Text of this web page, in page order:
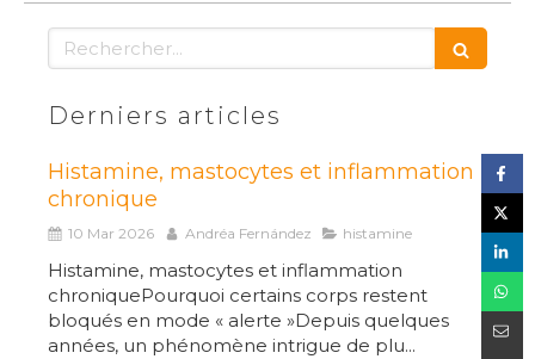
Rechercher
Derniers articles
Histamine, mastocytes et inflammation
chronique
10 Mar 2026 Andréa Fernández histamine
Histamine, mastocytes et inflammation
chroniquePourquoi certains corps restent
bloqués en mode « alerte »Depuis quelques
années, un phénomène intrigue de plu...